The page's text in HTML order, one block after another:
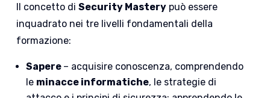
Il concetto diSecurity Mastery può essere
inquadrato nei tre livelli fondamentali della
formazione:
Sapere – acquisire conoscenza, comprendendo
le minacce informatiche, le strategie di